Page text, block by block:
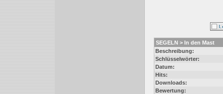
SEGELN > In den Mast
Beschreibung:
Schlüsselwörter:
Datum:
Hits:
Downloads:
Bewertung: